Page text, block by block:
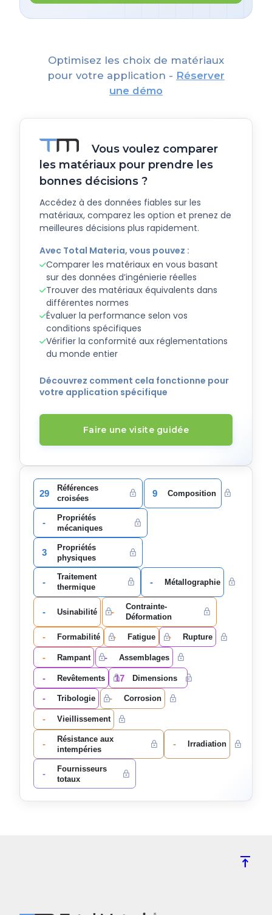
Optimisez les choix de matériaux
pour votre application - Réserver
une démo
Vous voulez comparer
les matériaux pour prendre les
bonnes décisions ?
Accédez à des données fiables sur les
matériaux, comparez les option et prenez de
meilleures décisions plus rapidement.
Avec Total Materia, vous pouvez :
Comparer les matériaux en vous basant
sur des données d’ingénierie réelles
Trouver des matériaux équivalents dans
différentes normes
Évaluer la performance selon vos
conditions spécifiques
Vérifier la conformité aux réglementations
du monde entier
Découvrez comment cela fonctionne pour
votre application spécifique
Faire une visite guidée
29
Références
croisées
9 Composition
-
Propriétés
mécaniques
3
Propriétés
physiques
-
Traitement
thermique
- Métallographie
- Usinabilité -
Contrainte-
Déformation
- Formabilité - Fatigue - Rupture
- Rampant - Assemblages
- Revêtements 17 Dimensions
- Tribologie - Corrosion
- Vieillissement
-
Résistance aux
intempéries
- Irradiation
-
Fournisseurs
totaux
vertical_align_top